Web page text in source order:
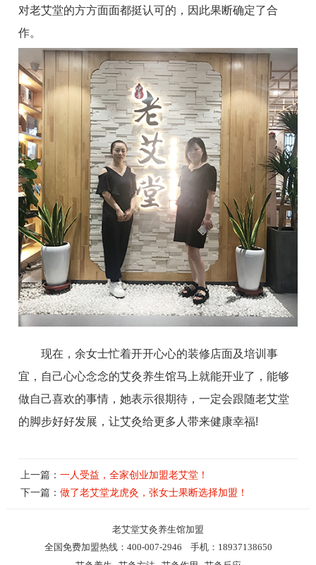
对老艾堂的方方面面都挺认可的，因此果断确定了合
作。
现在，余女士忙着开开心心的装修店面及培训事
宜，自己心心念念的艾灸养生馆马上就能开业了，能够
做自己喜欢的事情，她表示很期待，一定会跟随老艾堂
的脚步好好发展，让艾灸给更多人带来健康幸福!
上一篇： 一人受益，全家创业加盟老艾堂！
下一篇： 做了老艾堂龙虎灸，张女士果断选择加盟！
老艾堂艾灸养生馆加盟
全国免费加盟热线：400-007-2946 手机：18937138650